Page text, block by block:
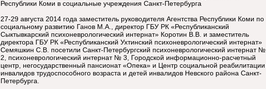
Республики Коми в социальные учреждения Санкт-Петербурга
27-29 августа 2014 года заместитель руководителя Агентства Республики Коми по
социальному развитию Ганов М.А., директор ГБУ РК «Республиканский
Сыктывкарский психоневрологический интернат» Коротин В.В. и заместитель
директора ГБУ РК «Республиканский Ухтинский психоневрологический интернат»
Семяшкин С.В. посетили Санкт-Петербургский психоневрологический интернат №
2, психоневрологический интернат № 3, Городской информационно-расчетный
центр, негосударственный пансионат «Опека» и Центр социальной реабилитации
инвалидов трудоспособного возраста и детей инвалидов Невского района Санкт-
Петербурга.